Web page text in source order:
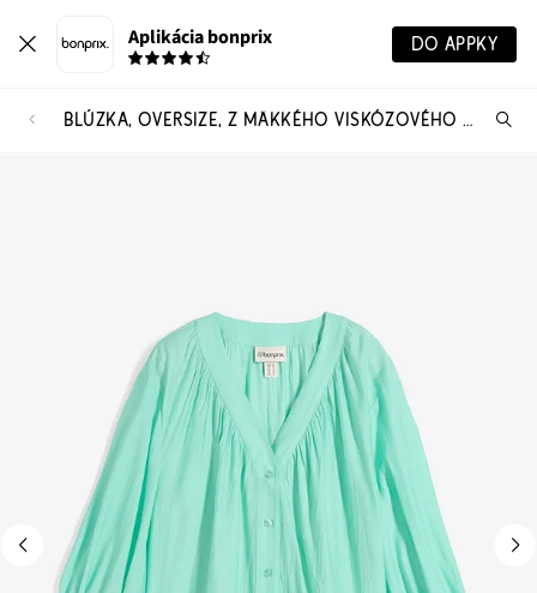
Aplikácia bonprix DO APPKY
BLÚZKA, OVERSIZE, Z MÄKKÉHO VISKÓZOVÉHO MIXU